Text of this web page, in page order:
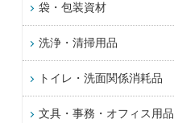
袋・包装資材
洗浄・清掃用品
トイレ・洗面関係消耗品
文具・事務・オフィス用品